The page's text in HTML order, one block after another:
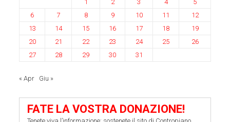
1 2 3 4
5
6
7 8 9 10 11
12
13
14 15 16 17 18
19
20
21 22 23 24 25
26
27
28 29 30 31
« Apr Giu »
FATE LA VOSTRA DONAZIONE!